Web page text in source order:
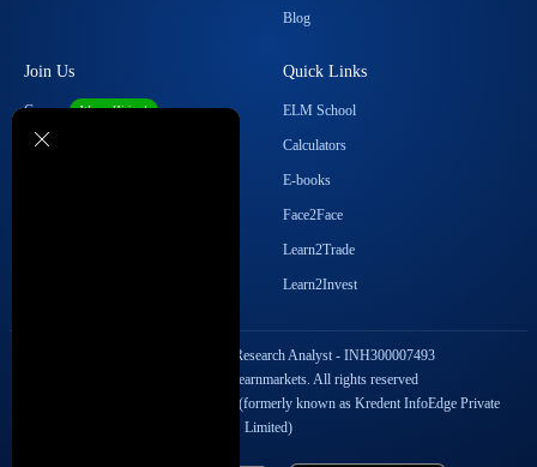
Blog
Join Us
Career We are Hiring!
Become our Affiliate
Quick Links
ELM School
Calculators
E-books
Face2Face
Learn2Trade
Learn2Invest
SEBI Registration No. Research Analyst - INH300007493
Copyright © 2026 Elearnmarkets. All rights reserved
StockEdge Fintech Private Limited (formerly known as Kredent InfoEdge Private
Limited)